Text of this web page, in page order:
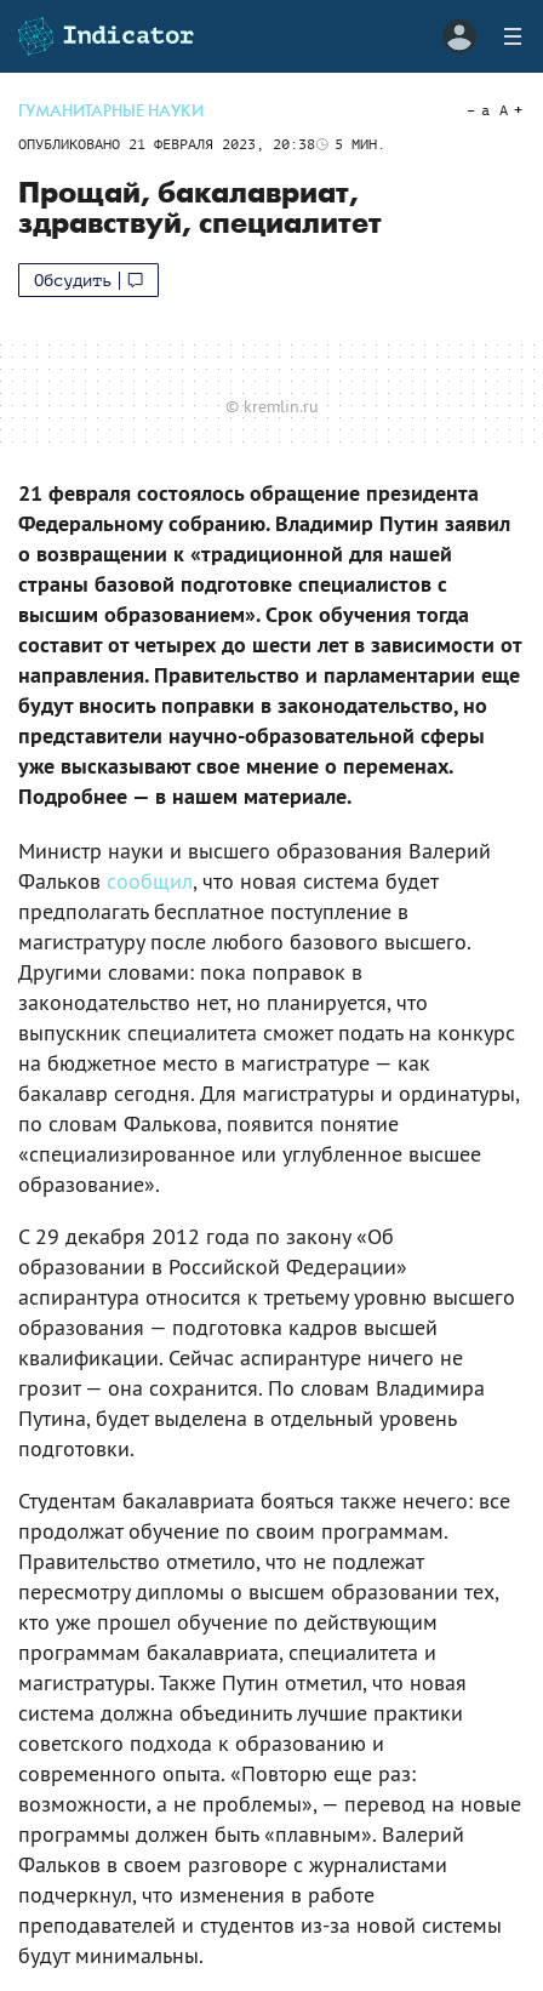
ГУМАНИТАРНЫЕ НАУКИ
ОПУБЛИКОВАНО 21 ФЕВРАЛЯ 2023, 20:38 5 МИН.
a A
Прощай, бакалавриат,
здравствуй, специалитет
Обсудить
© kremlin.ru
21 февраля состоялось обращение президента
Федеральному собранию. Владимир Путин заявил
о возвращении к «традиционной для нашей
страны базовой подготовке специалистов с
высшим образованием». Срок обучения тогда
составит от четырех до шести лет в зависимости от
направления. Правительство и парламентарии еще
будут вносить поправки в законодательство, но
представители научно-образовательной сферы
уже высказывают свое мнение о переменах.
Подробнее — в нашем материале.
Министр науки и высшего образования Валерий
Фальков сообщил, что новая система будет
предполагать бесплатное поступление в
магистратуру после любого базового высшего.
Другими словами: пока поправок в
законодательство нет, но планируется, что
выпускник специалитета сможет подать на конкурс
на бюджетное место в магистратуре — как
бакалавр сегодня. Для магистратуры и ординатуры,
по словам Фалькова, появится понятие
«специализированное или углубленное высшее
образование».
С 29 декабря 2012 года по закону «Об
образовании в Российской Федерации»
аспирантура относится к третьему уровню высшего
образования — подготовка кадров высшей
квалификации. Сейчас аспирантуре ничего не
грозит — она сохранится. По словам Владимира
Путина, будет выделена в отдельный уровень
подготовки.
Студентам бакалавриата бояться также нечего: все
продолжат обучение по своим программам.
Правительство отметило, что не подлежат
пересмотру дипломы о высшем образовании тех,
кто уже прошел обучение по действующим
программам бакалавриата, специалитета и
магистратуры. Также Путин отметил, что новая
система должна объединить лучшие практики
советского подхода к образованию и
современного опыта. «Повторю еще раз:
возможности, а не проблемы», — перевод на новые
программы должен быть «плавным». Валерий
Фальков в своем разговоре с журналистами
подчеркнул, что изменения в работе
преподавателей и студентов из-за новой системы
будут минимальны.